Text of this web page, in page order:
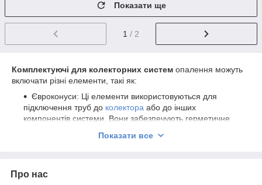
Показати ще
1 / 2
Комплектуючі для колекторних систем опалення можуть
включати різні елементи, такі як:
Євроконуси: Ці елементи використовуються для
підключення труб до колектора або до інших
компонентів системи. Вони забезпечують герметичне
підтримувати ефективну роботу системи.
Показати все
Про нас